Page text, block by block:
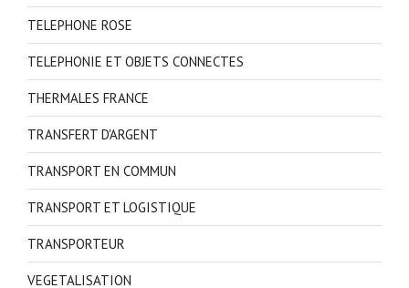
TELEPHONE ROSE
TELEPHONIE ET OBJETS CONNECTES
THERMALES FRANCE
TRANSFERT D'ARGENT
TRANSPORT EN COMMUN
TRANSPORT ET LOGISTIQUE
TRANSPORTEUR
VEGETALISATION